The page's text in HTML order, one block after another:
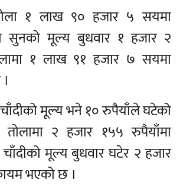
१ लाख ९० हजार ५ सयमा
सुनको मूल्य बुधवार १ हजार २
१ लाख ९१ हजार ७ सयमा
मूल्य भने १० रुपैयाँले घटेको
२ हजार १५५ रुपैयाँमा
मूल्य बुधवार घटेर २ हजार
भएको छ ।